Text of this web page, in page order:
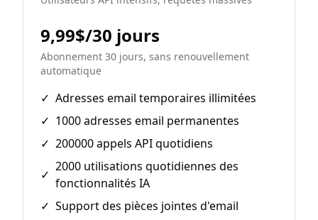
9,99$/30 jours
Abonnement 30 jours, sans renouvellement
automatique
✓ Adresses email temporaires illimitées
✓ 1000 adresses email permanentes
✓ 200000 appels API quotidiens
✓
2000 utilisations quotidiennes des
fonctionnalités IA
✓ Support des pièces jointes d'email